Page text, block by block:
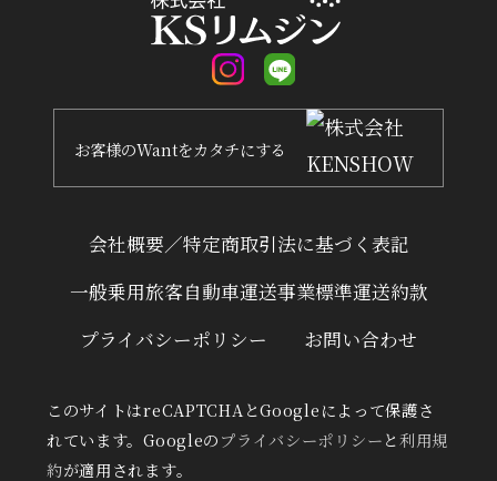
会社概要／特定商取引法に基づく表記
一般乗用旅客自動車運送事業標準運送約款
プライバシーポリシー
お問い合わせ
このサイトはreCAPTCHAとGoogleによって保護さ
れています。Googleの プライバシーポリシー と利用規
約が適用されます。
お客様のWantをカタチにする